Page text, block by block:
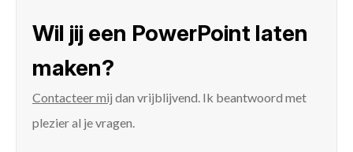
Wil jij een PowerPoint laten
maken?
Contacteer mij dan vrijblijvend. Ik beantwoord met
plezier al je vragen.